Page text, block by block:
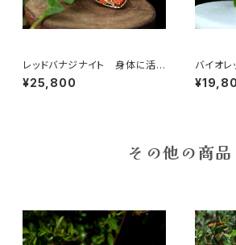
レッドバナジナイト 身体に活
力を与える 人生の荒波に打ち
勝つ
¥25,800
バイオ
明確なビ
ディアン
その他の商品